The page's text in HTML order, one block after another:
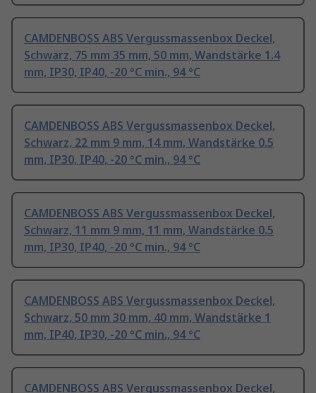
CAMDENBOSS ABS Vergussmassenbox Deckel,
Schwarz, 75 mm 35 mm, 50 mm, Wandstärke 1.4
mm, IP30, IP40, -20 °C min., 94 °C
CAMDENBOSS ABS Vergussmassenbox Deckel,
Schwarz, 22 mm 9 mm, 14 mm, Wandstärke 0.5
mm, IP30, IP40, -20 °C min., 94 °C
CAMDENBOSS ABS Vergussmassenbox Deckel,
Schwarz, 11 mm 9 mm, 11 mm, Wandstärke 0.5
mm, IP30, IP40, -20 °C min., 94 °C
CAMDENBOSS ABS Vergussmassenbox Deckel,
Schwarz, 50 mm 30 mm, 40 mm, Wandstärke 1
mm, IP40, IP30, -20 °C min., 94 °C
CAMDENBOSS ABS Vergussmassenbox Deckel,